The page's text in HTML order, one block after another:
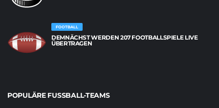
FOOTBALL
DEMNÄCHST WERDEN 207 FOOTBALLSPIELE LIVE
ÜBERTRAGEN
POPULÄRE FUSSBALL-TEAMS